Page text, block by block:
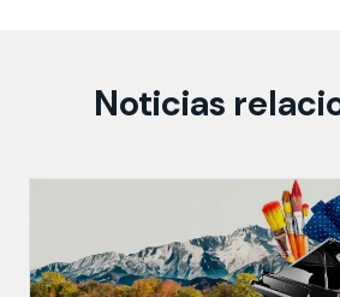
Noticias